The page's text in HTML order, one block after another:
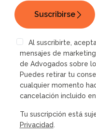
Al suscribirte,
mensajes de
de Advogados sobre
Puedes retirar tu
cualquier momento
cancelación incluido
Tu suscripción está
Privacidad.